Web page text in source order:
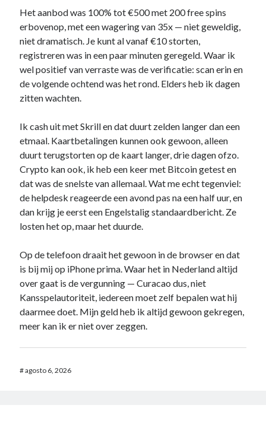
Het aanbod was 100% tot €500 met 200 free spins
erbovenop, met een wagering van 35x — niet geweldig,
niet dramatisch. Je kunt al vanaf €10 storten,
registreren was in een paar minuten geregeld. Waar ik
wel positief van verraste was de verificatie: scan erin en
de volgende ochtend was het rond. Elders heb ik dagen
zitten wachten.
Ik cash uit met Skrill en dat duurt zelden langer dan een
etmaal. Kaartbetalingen kunnen ook gewoon, alleen
duurt terugstorten op de kaart langer, drie dagen ofzo.
Crypto kan ook, ik heb een keer met Bitcoin getest en
dat was de snelste van allemaal. Wat me echt tegenviel:
de helpdesk reageerde een avond pas na een half uur, en
dan krijg je eerst een Engelstalig standaardbericht. Ze
losten het op, maar het duurde.
Op de telefoon draait het gewoon in de browser en dat
is bij mij op iPhone prima. Waar het in Nederland altijd
over gaat is de vergunning — Curacao dus, niet
Kansspelautoriteit, iedereen moet zelf bepalen wat hij
daarmee doet. Mijn geld heb ik altijd gewoon gekregen,
meer kan ik er niet over zeggen.
#agosto 6, 2026